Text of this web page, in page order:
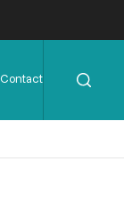
Contact